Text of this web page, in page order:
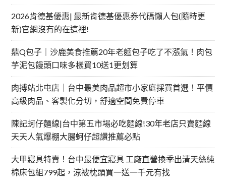
2026肯德基優惠| 最新肯德基優惠券代碼懶人包(隨時更
新)官網沒有的在這裡!
鼎Q包子｜沙鹿美食推薦20年老麵包子吃了不漲氣！肉包
芋泥包饅頭口味多樣買10送1更划算
肉搏站北屯店｜台中最美肉品超市小家庭採買首選！平價
高級肉品、客製化分切，舒適空間免費停車
陳記蚵仔麵線|台中第五市場必吃麵線!30年老店只賣麵線
天天人氣爆棚大腸蚵仔超讚推薦必點
大甲寢具特賣！台中最便宜寢具 工廠直營換季出清天絲純
棉床包組799起，涼被枕頭買一送一千元有找